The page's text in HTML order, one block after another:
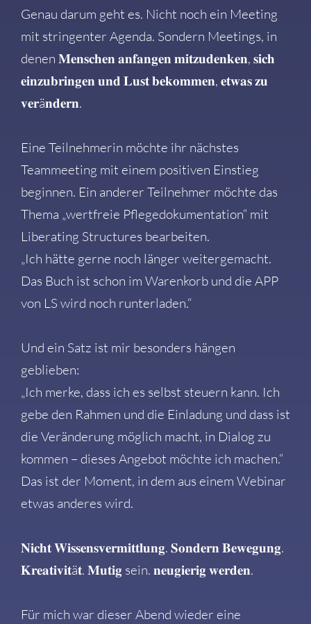
Genau darum geht es. Nicht noch ein Meeting
mit stringenter Agenda. Sondern Meetings, in
denen 𝐌𝐞𝐧𝐬𝐜𝐡𝐞𝐧 𝐚𝐧𝐟𝐚𝐧𝐠𝐞𝐧 𝐦𝐢𝐭𝐳𝐮𝐝𝐞𝐧𝐤𝐞𝐧, 𝐬𝐢𝐜𝐡
𝐞𝐢𝐧𝐳𝐮𝐛𝐫𝐢𝐧𝐠𝐞𝐧 𝐮𝐧𝐝 𝐋𝐮𝐬𝐭 𝐛𝐞𝐤𝐨𝐦𝐦𝐞𝐧, 𝐞𝐭𝐰𝐚𝐬 𝐳𝐮
𝐯𝐞𝐫ä𝐧𝐝𝐞𝐫𝐧.
Eine Teilnehmerin möchte ihr nächstes
Teammeeting mit einem positiven Einstieg
beginnen. Ein anderer Teilnehmer möchte das
Thema „wertfreie Pflegedokumentation“ mit
Liberating Structures bearbeiten.
„Ich hätte gerne noch länger weitergemacht.
Das Buch ist schon im Warenkorb und die APP
von LS wird noch runterladen.“
Und ein Satz ist mir besonders hängen
geblieben:
„Ich merke, dass ich es selbst steuern kann. Ich
gebe den Rahmen und die Einladung und dass ist
die Veränderung möglich macht, in Dialog zu
kommen – dieses Angebot möchte ich machen.“
Das ist der Moment, in dem aus einem Webinar
etwas anderes wird.
𝐍𝐢𝐜𝐡𝐭 𝐖𝐢𝐬𝐬𝐞𝐧𝐬𝐯𝐞𝐫𝐦𝐢𝐭𝐭𝐥𝐮𝐧𝐠. 𝐒𝐨𝐧𝐝𝐞𝐫𝐧 𝐁𝐞𝐰𝐞𝐠𝐮𝐧𝐠.
𝐊𝐫𝐞𝐚𝐭𝐢𝐯𝐢𝐭ä𝐭. 𝐌𝐮𝐭𝐢𝐠 sein. 𝐧𝐞𝐮𝐠𝐢𝐞𝐫𝐢𝐠 𝐰𝐞𝐫𝐝𝐞𝐧.
Für mich war dieser Abend wieder eine